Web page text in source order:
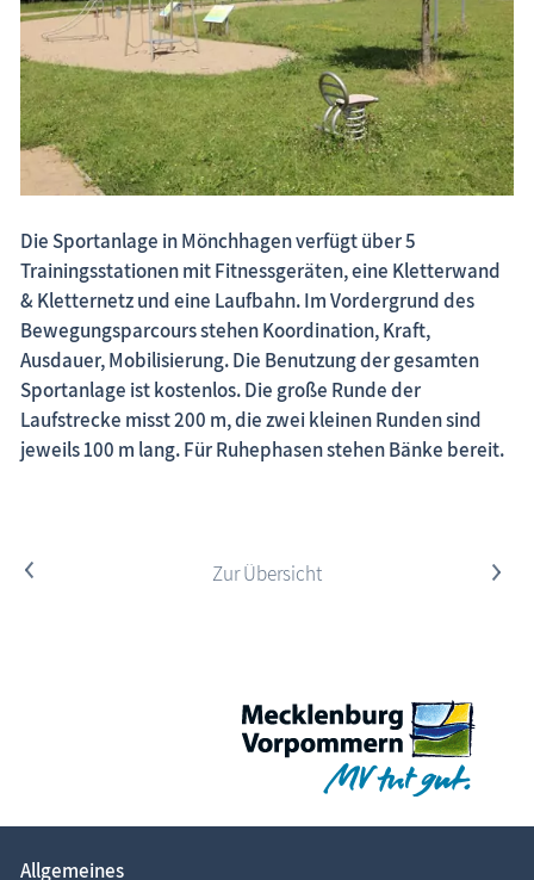
Die Sportanlage in Mönchhagen verfügt über 5
Trainingsstationen mit Fitnessgeräten, eine Kletterwand
& Kletternetz und eine Laufbahn. Im Vordergrund des
Bewegungsparcours stehen Koordination, Kraft,
Ausdauer, Mobilisierung. Die Benutzung der gesamten
Sportanlage ist kostenlos. Die große Runde der
Laufstrecke misst 200 m, die zwei kleinen Runden sind
jeweils 100 m lang. Für Ruhephasen stehen Bänke bereit.
< Zur Übersicht >
Allgemeines